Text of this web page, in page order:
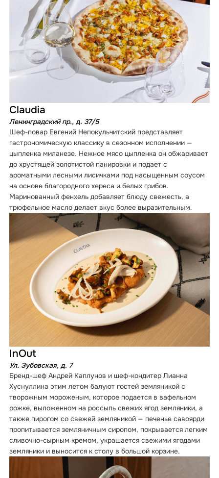
Claudia
Ленинградский пр., д. 37/5
Шеф-повар Евгений Непокульчитский представляет
гастрономическую классику в сезонном исполнении —
цыпленка миланезе. Нежное мясо цыпленка он обжаривает
до хрустящей золотистой панировки и подает с
ароматными лесными лисичками под насыщенным соусом
на основе благородного хереса и белых грибов.
Маринованный фенхель добавляет блюду свежесть, а
трюфельное масло делает вкус более выразительным.
InOut
Ул. Зубовская, д. 7
Бренд-шеф Андрей Каплунов и шеф-кондитер Лианна
Хуснуллина этим летом балуют гостей земляникой с
творожным мороженым, которое подается в вафельном
рожке, выложенном на россыпь свежих ягод земляники, а
также пирогом со свежей земляникой — печенье савоярди
пропитывается земляничным сиропом, покрывается легким
сливочно-сырным кремом, украшается свежими ягодами
земляники и выносится к столу в большой корзине.